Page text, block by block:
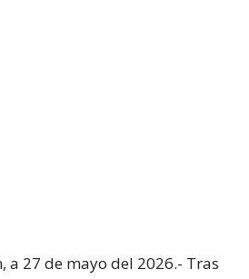
a 27 de mayo del 2026.- Tras